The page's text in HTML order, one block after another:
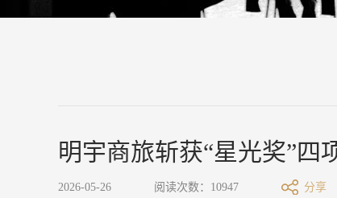
明宇商旅斩获“星光奖”四
2026-05-26 阅读次数：10947 分享